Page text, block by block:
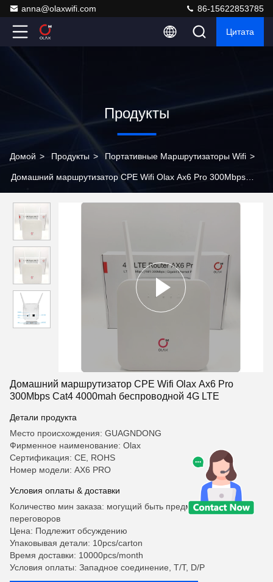
anna@olaxwifi.com 86-15622853785
Цитата
Продукты
Домой > Продукты > Портативные Маршрутизаторы Wifi >
Домашний маршрутизатор CPE Wifi Olax Ax6 Pro 300Mbps
Домашний маршрутизатор CPE Wifi Olax Ax6 Pro
300Mbps Cat4 4000mah беспроводной 4G LTE
Детали продукта
Место происхождения: GUAGNDONG
Фирменное наименование: Olax
Сертификация: CE, ROHS
Номер модели: AX6 PRO
Условия оплаты & доставки
Количество мин заказа: могущий быть предметом
переговоров
Цена: Подлежит обсуждению
Упаковывая детали: 10pcs/carton
Время доставки: 10000pcs/month
Условия оплаты: Западное соединение, T/T, D/P